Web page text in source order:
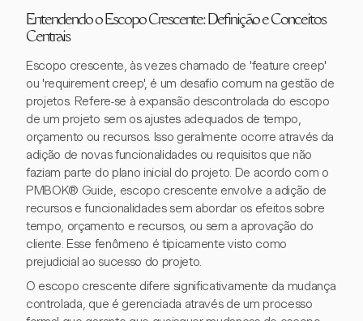
Entendendo o Escopo Crescente: Definição e Conceitos
Centrais
Escopo crescente, às vezes chamado de 'feature creep'
ou 'requirement creep', é um desafio comum na gestão de
projetos. Refere-se à expansão descontrolada do escopo
de um projeto sem os ajustes adequados de tempo,
orçamento ou recursos. Isso geralmente ocorre através da
adição de novas funcionalidades ou requisitos que não
faziam parte do plano inicial do projeto. De acordo com o
PMBOK® Guide, escopo crescente envolve a adição de
recursos e funcionalidades sem abordar os efeitos sobre
tempo, orçamento e recursos, ou sem a aprovação do
cliente. Esse fenômeno é tipicamente visto como
prejudicial ao sucesso do projeto.
O escopo crescente difere significativamente da mudança
controlada, que é gerenciada através de um processo